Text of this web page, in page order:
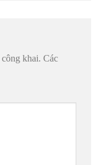
khai. Các